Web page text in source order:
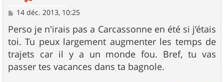
M
s
s
a
g
e
14 déc. 2013, 10:25
Perso je n'irais pas a Carcassonne en été si j’étais
toi. Tu peux largement augmenter les temps de
trajets car il y a un monde fou. Bref, tu vas
passer tes vacances dans ta bagnole.